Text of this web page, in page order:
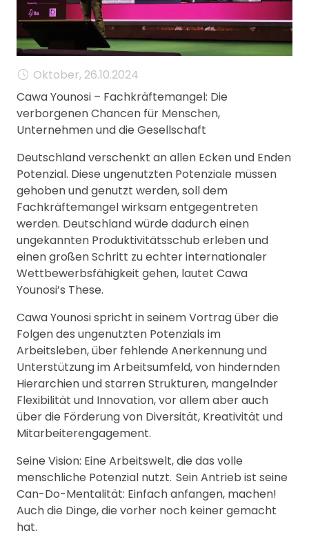
MANAGEMENT
FAQ
Oktober, 26.10.2024
Cawa Younosi – Fachkräftemangel: Die
verborgenen Chancen für Menschen,
Unternehmen und die Gesellschaft
Deutschland verschenkt an allen Ecken und Enden
Potenzial. Diese ungenutzten Potenziale müssen
gehoben und genutzt werden, soll dem
Fachkräftemangel wirksam entgegentreten
werden. Deutschland würde dadurch einen
ungekannten Produktivitätsschub erleben und
einen großen Schritt zu echter internationaler
Wettbewerbsfähigkeit gehen, lautet Cawa
Younosi’s These.
Cawa Younosi spricht in seinem Vortrag über die
Folgen des ungenutzten Potenzials im
Arbeitsleben, über fehlende Anerkennung und
Unterstützung im Arbeitsumfeld, von hindernden
Hierarchien und starren Strukturen, mangelnder
Flexibilität und Innovation, vor allem aber auch
über die Förderung von Diversität, Kreativität und
Mitarbeiterengagement.
Seine Vision: Eine Arbeitswelt, die das volle
menschliche Potenzial nutzt. Sein Antrieb ist seine
Can-Do-Mentalität: Einfach anfangen, machen!
Auch die Dinge, die vorher noch keiner gemacht
hat.